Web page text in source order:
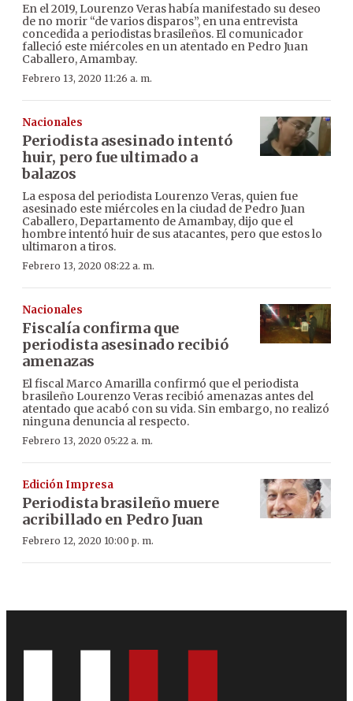
En el 2019, Lourenzo Veras había manifestado su deseo
de no morir “de varios disparos”, en una entrevista
concedida a periodistas brasileños. El comunicador
falleció este miércoles en un atentado en Pedro Juan
Caballero, Amambay.
Febrero 13, 2020 11:26 a. m.
Nacionales
Periodista asesinado intentó
huir, pero fue ultimado a
balazos
La esposa del periodista Lourenzo Veras, quien fue
asesinado este miércoles en la ciudad de Pedro Juan
Caballero, Departamento de Amambay, dijo que el
hombre intentó huir de sus atacantes, pero que estos lo
ultimaron a tiros.
Febrero 13, 2020 08:22 a. m.
Nacionales
Fiscalía confirma que
periodista asesinado recibió
amenazas
El fiscal Marco Amarilla confirmó que el periodista
brasileño Lourenzo Veras recibió amenazas antes del
atentado que acabó con su vida. Sin embargo, no realizó
ninguna denuncia al respecto.
Febrero 13, 2020 05:22 a. m.
Edición Impresa
Periodista brasileño muere
acribillado en Pedro Juan
Febrero 12, 2020 10:00 p. m.